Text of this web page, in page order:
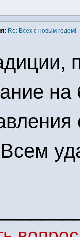
Re: Всех с новым годом!
на